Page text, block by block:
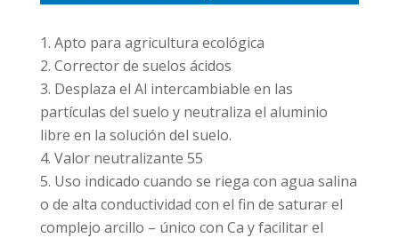
Apto para agricultura ecológica
Corrector de suelos ácidos
Desplaza el Al intercambiable en las
partículas del suelo y neutraliza el aluminio
libre en la solución del suelo.
Valor neutralizante 55
Uso indicado cuando se riega con agua salina
o de alta conductividad con el fin de saturar el
complejo arcillo – único con Ca y facilitar el